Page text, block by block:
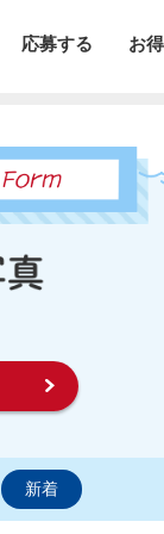
応募する お
新着